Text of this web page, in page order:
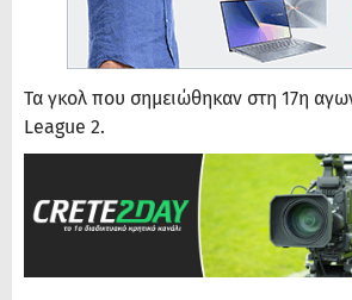
Τα γκολ που σημειώθηκαν στη 17η
League 2.